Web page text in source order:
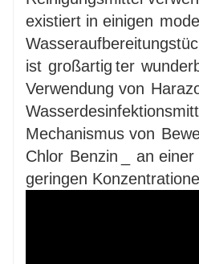
existiert in einigen
ist großartig ter
Verwendung von
Mechanismus von
Chlor Benzin an einer
geringen